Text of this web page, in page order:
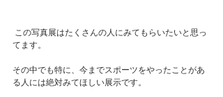
てます。
その中でも特に、今までスポーツをやったことがあ
る人には絶対みてほしい展示です。